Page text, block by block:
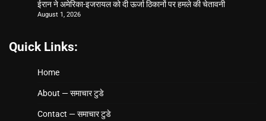
ईरान ने अमेरिका-इजरायल को दी ऊर्जा ठिकानों पर हमले की चेतावनी
August 1, 2026
Quick Links:
Home
About — समाचार टुडे
Contact — समाचार टुडे